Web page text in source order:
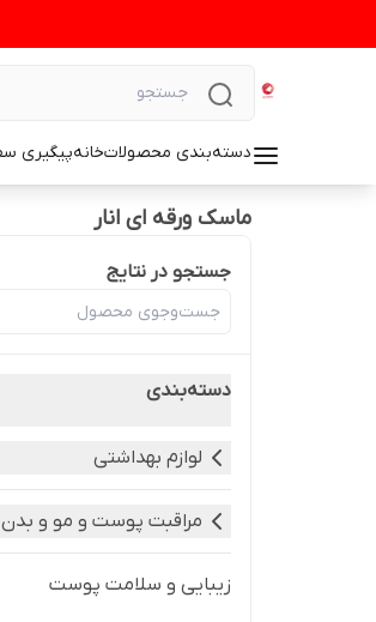
دسته‌بندی محصولاتخانهپیگیری
ماسک ورقه ای انار
جستجو در نتایج
دسته‌بندی
لوازم بهداشتی
مراقبت پوست و مو و بدن
زیبایی و سلامت پوست